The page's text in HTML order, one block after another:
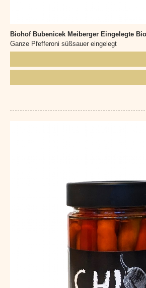
Biohof Bubenicek Meiberger Eingelegte
Ganze Pfefferoni süßsauer eingelegt